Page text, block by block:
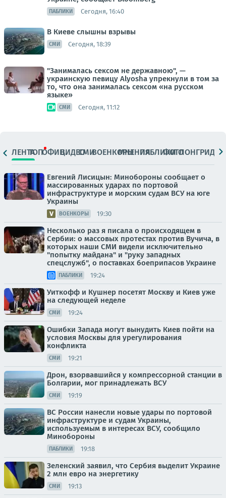
ПАБЛИКИ Сегодня, 16:40
В Киеве слышны взрывы
СМИ Сегодня, 18:39
"Занималась сексом не державною", —
украинскую певицу Alyosha упрекнули в том за
то, что она занималась сексом «на русском
языке»
СМИ Сегодня, 11:12
ЛЕНТАТОПОФИЦ.ВИДЕОСМИВОЕНКОРЫМНЕНИЯПАБЛИКИ
ФОТОЛОНГРИДЫ
Евгений Лисицын: Минобороны сообщает о
массированных ударах по портовой
инфраструктуре и морским судам ВСУ на юге
Украины
ВОЕНКОРЫ 19:30
Несколько раз я писала о происходящем в
Сербии: о массовых протестах против Вучича, в
которых наши СМИ видели исключительно
"попытку майдана" и "руку западных
спецслужб", о поставках боеприпасов Украине
ПАБЛИКИ 19:24
Уиткофф и Кушнер посетят Москву и Киев уже
на следующей неделе
СМИ 19:24
Ошибки Запада могут вынудить Киев пойти на
условия Москвы для урегулирования
конфликта
СМИ 19:21
Дрон, взорвавшийся у компрессорной станции в
Болгарии, мог принадлежать ВСУ
СМИ 19:19
ВС России нанесли новые удары по портовой
инфраструктуре и судам Украины,
используемым в интересах ВСУ, сообщило
Минобороны
ПАБЛИКИ 19:18
Зеленский заявил, что Сербия выделит Украине
2 млн евро на энергетику
СМИ 19:13